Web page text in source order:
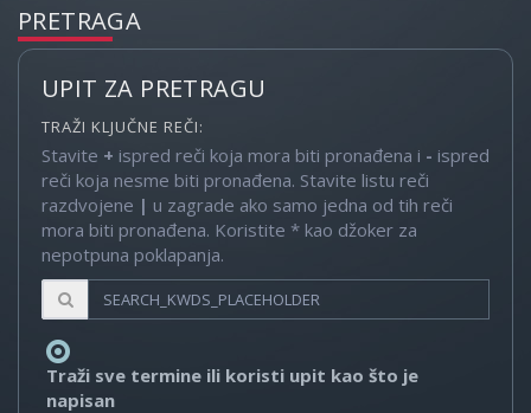
PRETRAGA
UPIT ZA PRETRAGU
TRAŽI KLJUČNE REČI:
Stavite + ispred reči koja mora biti pronađena i - ispred
reči koja nesme biti pronađena. Stavite listu reči
razdvojene | u zagrade ako samo jedna od tih reči
mora biti pronađena. Koristite * kao džoker za
nepotpuna poklapanja.
Traži sve termine ili koristi upit kao što je
napisan